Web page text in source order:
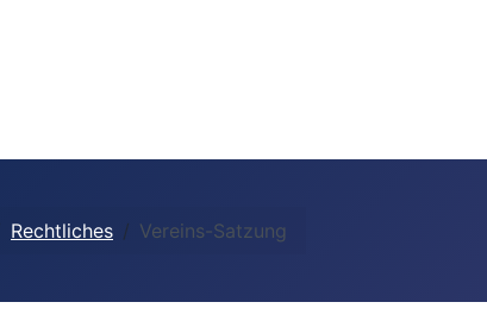
Rechtliches Vereins-Satzung